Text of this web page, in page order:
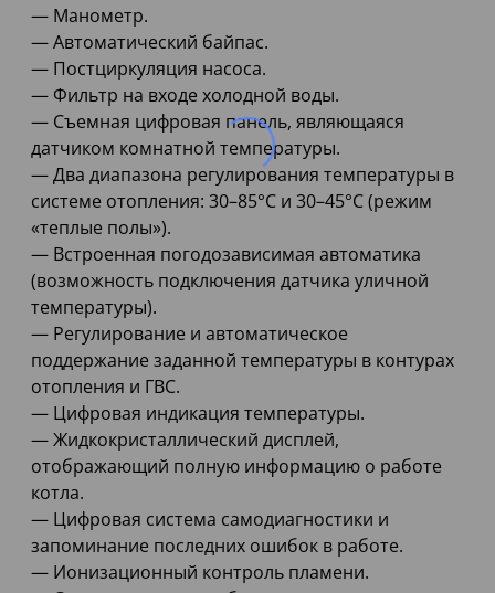
— Манометр.
— Автоматический байпас.
— Постциркуляция насоса.
— Фильтр на входе холодной воды.
— Съемная цифровая панель, являющаяся
датчиком комнатной температуры.
— Два диапазона регулирования температуры в
системе отопления: 30–85°С и 30–45°С (режим
«теплые полы»).
— Встроенная погодозависимая автоматика
(возможность подключения датчика уличной
температуры).
— Регулирование и автоматическое
поддержание заданной температуры в контурах
отопления и ГВС.
— Цифровая индикация температуры.
— Жидкокристаллический дисплей,
отображающий полную информацию о работе
котла.
— Цифровая система самодиагностики и
запоминание последних ошибок в работе.
— Ионизационный контроль пламени.